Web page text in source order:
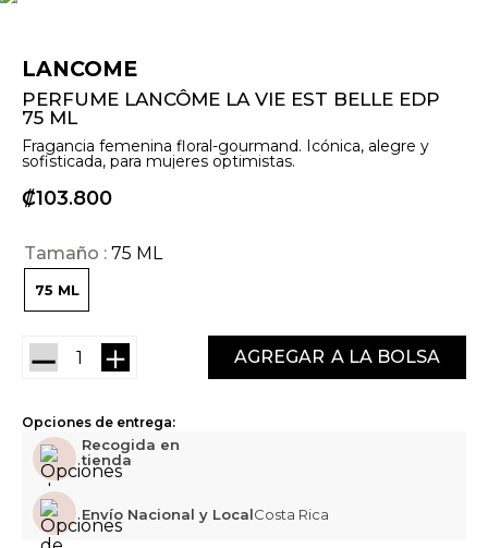
LANCOME
PERFUME LANCÔME LA VIE EST BELLE EDP
75 ML
Fragancia femenina floral-gourmand. Icónica, alegre y
sofisticada, para mujeres optimistas.
₡103 800
Tamaño 75 ML
75 ML
＋
－ AGREGAR
Opciones de entrega:
Recogida en
tienda
Envío Nacional y LocalCosta Rica